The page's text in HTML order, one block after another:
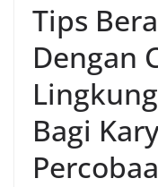
Tips
Dengan
Bagi